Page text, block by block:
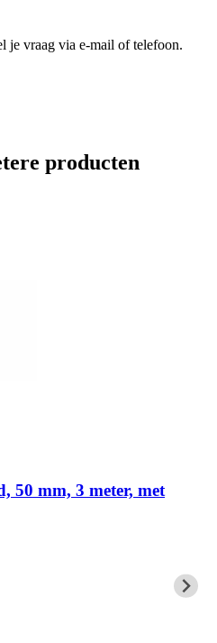
je vraag via e-mail of telefoon.
producten
50 mm, 3 meter, met